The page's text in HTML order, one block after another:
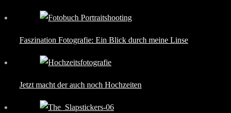
Faszination Fotografie: Ein Blick durch meine Linse
Jetzt macht der auch noch Hochzeiten